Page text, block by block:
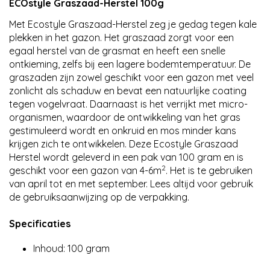
ECOstyle Graszaad-Herstel 100g
Met Ecostyle Graszaad-Herstel zeg je gedag tegen kale
plekken in het gazon. Het graszaad zorgt voor een
egaal herstel van de grasmat en heeft een snelle
ontkieming, zelfs bij een lagere bodemtemperatuur. De
graszaden zijn zowel geschikt voor een gazon met veel
zonlicht als schaduw en bevat een natuurlijke coating
tegen vogelvraat. Daarnaast is het verrijkt met micro-
organismen, waardoor de ontwikkeling van het gras
gestimuleerd wordt en onkruid en mos minder kans
krijgen zich te ontwikkelen. Deze Ecostyle Graszaad
Herstel wordt geleverd in een pak van 100 gram en is
geschikt voor een gazon van 4-6m2. Het is te gebruiken
van april tot en met september. Lees altijd voor gebruik
de gebruiksaanwijzing op de verpakking.
Specificaties
Inhoud: 100 gram